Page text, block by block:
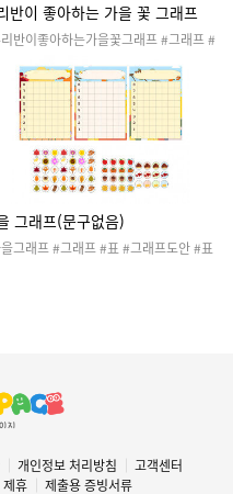
반이 좋아하는 가을 꽃 그래프
반이좋아하는가을꽃그래프 #그래프 #
열매 #가을곤충 #가을꽃 #가을동물 #가
동 #가을그래프 #가을환경구성
그래프(문구없음)
그래프 #그래프 #표 #그래프도안 #표
개인정보 처리방침
고객센터
휴 제출용 증빙서류